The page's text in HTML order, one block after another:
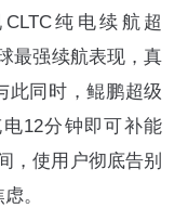
纯电续航超
最强续航表现，真
此同时，鲲鹏超级
12分钟即可补能
，使用户彻底告别
。